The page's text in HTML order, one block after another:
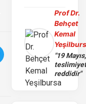
Prof Dr.
Behçet
Kemal
"19 Mayıs,
reddidir"